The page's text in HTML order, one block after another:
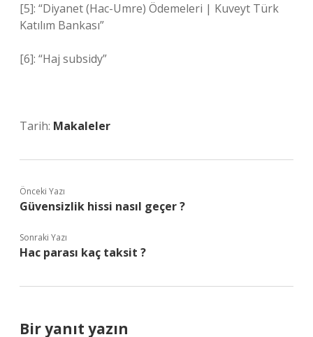
[5]: “Diyanet (Hac-Umre) Ödemeleri | Kuveyt Türk
Katılım Bankası”
[6]: “Haj subsidy”
Tarih: Makaleler
Önceki Yazı
Güvensizlik hissi nasıl geçer ?
Sonraki Yazı
Hac parası kaç taksit ?
Bir yanıt yazın